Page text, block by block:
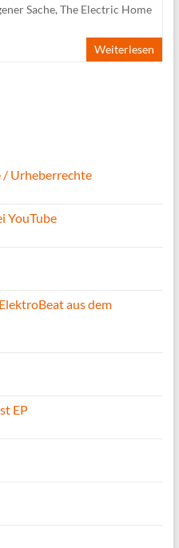
Sache, The Electric Home
Weiterlesen
/ Urheberrechte
YouTube
aus dem
EP